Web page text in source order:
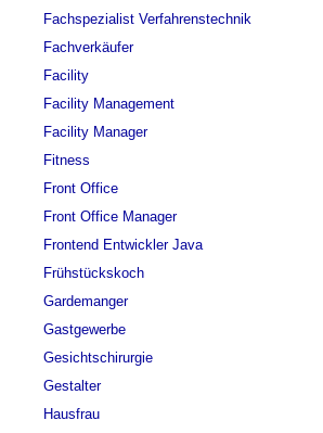
Fachspezialist Verfahrenstechnik
Fachverkäufer
Facility
Facility Management
Facility Manager
Fitness
Front Office
Front Office Manager
Frontend Entwickler Java
Frühstückskoch
Gardemanger
Gastgewerbe
Gesichtschirurgie
Gestalter
Hausfrau